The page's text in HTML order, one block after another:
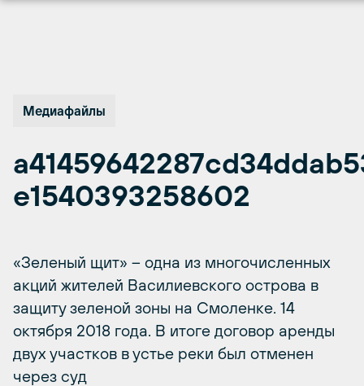
Медиафайлы
e1540393258602
«Зеленый щит» – одна из многочисленных
акций жителей Василиевского острова в
защиту зеленой зоны на Смоленке. 14
октября 2018 года. В итоге договор аренды
двух участков в устье реки был отменен
через суд